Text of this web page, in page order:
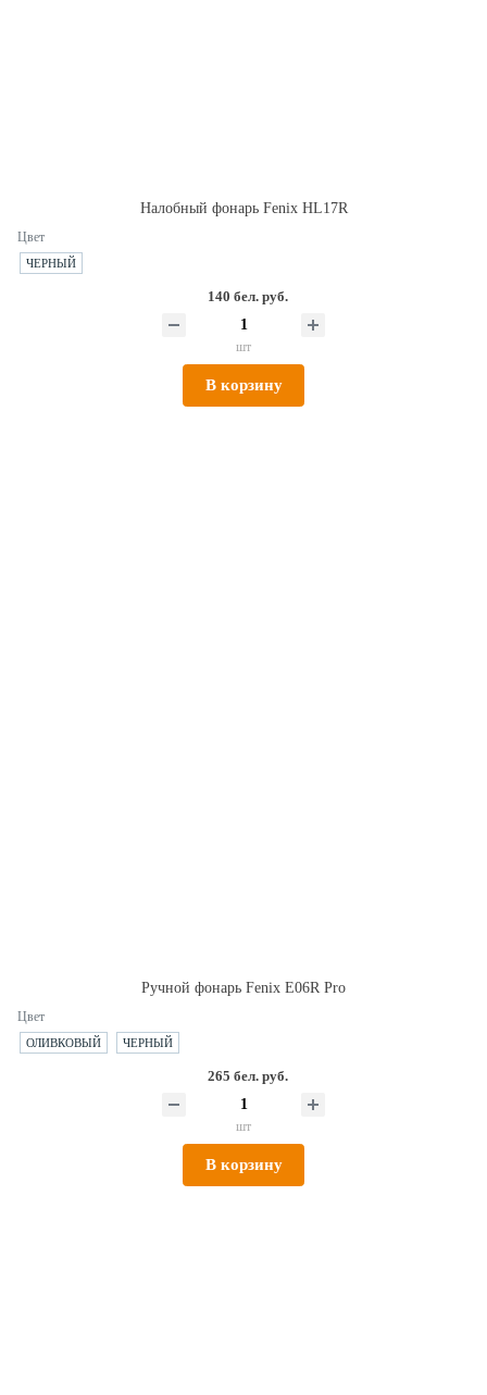
Налобный фонарь Fenix HL17R
Цвет
ЧЕРНЫЙ
140 бел. руб.
шт
В корзину
Ручной фонарь Fenix E06R Pro
Цвет
ОЛИВКОВЫЙ ЧЕРНЫЙ
265 бел. руб.
шт
В корзину